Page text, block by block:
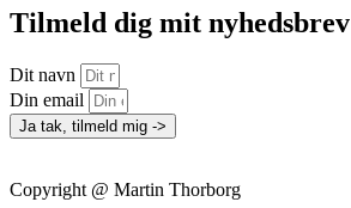
Tilmeld dig mit nyhedsbrev
Dit navn
Din email
Ja tak, tilmeld mig ->
Copyright @ Martin Thorborg